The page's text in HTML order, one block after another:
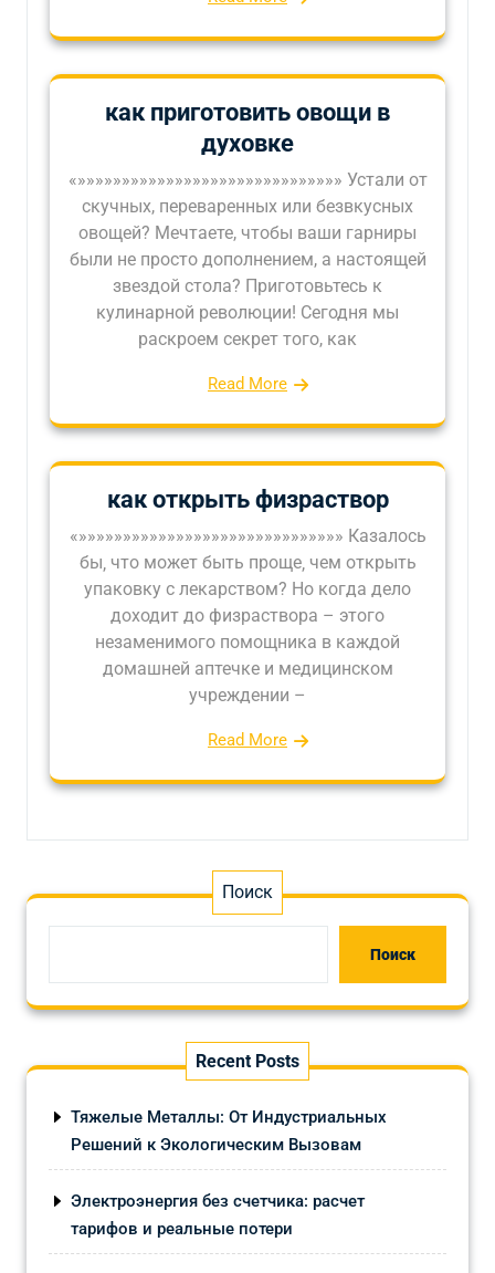
как приготовить овощи в
духовке
«»»»»»»»»»»»»»»»»»»»»»»»»»»»»»» Устали от
скучных, переваренных или безвкусных
овощей? Мечтаете, чтобы ваши гарниры
были не просто дополнением, а настоящей
звездой стола? Приготовьтесь к
кулинарной революции! Сегодня мы
раскроем секрет того, как
Read More
как открыть физраствор
«»»»»»»»»»»»»»»»»»»»»»»»»»»»»»» Казалось
бы‚ что может быть проще‚ чем открыть
упаковку с лекарством? Но когда дело
доходит до физраствора – этого
незаменимого помощника в каждой
домашней аптечке и медицинском
учреждении –
Read More
Поиск
Поиск
Recent Posts
Тяжелые Металлы: От Индустриальных
Решений к Экологическим Вызовам
Электроэнергия без счетчика: расчет
тарифов и реальные потери